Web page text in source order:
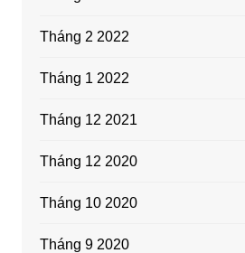
Tháng 2 2022
Tháng 1 2022
Tháng 12 2021
Tháng 12 2020
Tháng 10 2020
Tháng 9 2020